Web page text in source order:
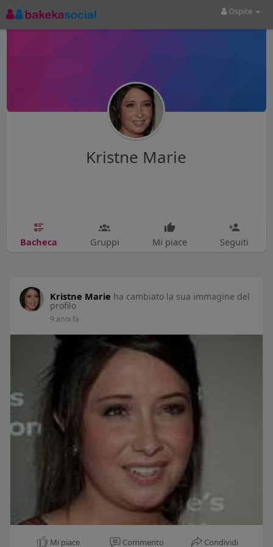
Ospite
Kristne Marie
Bacheca Gruppi Mi piace Seguiti
Kristne Marie ha cambiato la sua immagine del
profilo
9 anni fa
Mi piace Commento Condividi